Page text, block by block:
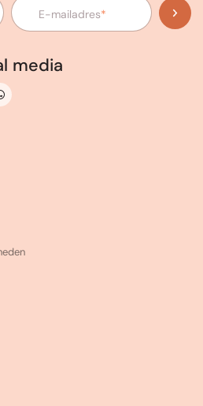
E-mailadres*
media